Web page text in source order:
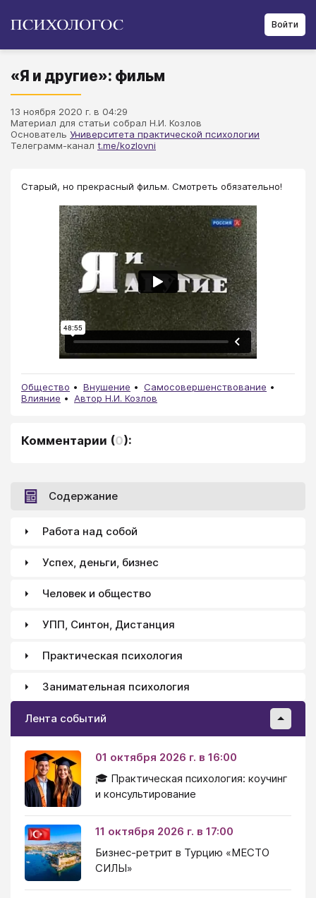
Войти
«Я и другие»: фильм
13 ноября 2020 г. в 04:29
Материал для статьи собрал Н.И. Козлов
Основатель Университета практической психологии
Телеграмм-канал t.me/kozlovni
Старый, но прекрасный фильм. Смотреть обязательно!
Общество Внушение
Самосовершенствование
Влияние
Автор Н.И. Козлов
Комментарии (0):
Содержание
Работа над собой
Успех, деньги, бизнес
Человек и общество
УПП, Синтон, Дистанция
Практическая психология
Занимательная психология
Лента событий
01 октября 2026 г. в 16:00
🎓 Практическая психология: коучинг
и консультирование
11 октября 2026 г. в 17:00
Бизнес-ретрит в Турцию «МЕСТО
СИЛЫ»